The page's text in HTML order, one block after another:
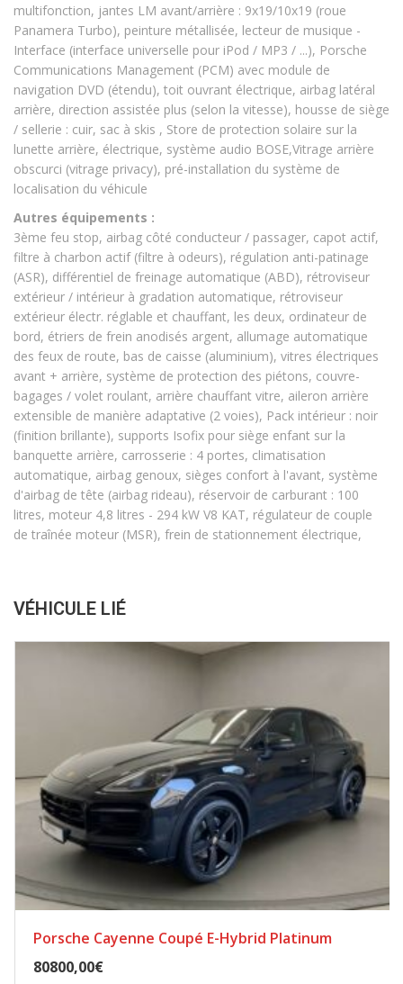
multifonction, jantes LM avant/arrière : 9x19/10x19 (roue
Panamera Turbo), peinture métallisée, lecteur de musique -
Interface (interface universelle pour iPod / MP3 / ...), Porsche
Communications Management (PCM) avec module de
navigation DVD (étendu), toit ouvrant électrique, airbag latéral
arrière, direction assistée plus (selon la vitesse), housse de siège
/ sellerie : cuir, sac à skis , Store de protection solaire sur la
lunette arrière, électrique, système audio BOSE,Vitrage arrière
obscurci (vitrage privacy), pré-installation du système de
localisation du véhicule
Autres équipements :
3ème feu stop, airbag côté conducteur / passager, capot actif,
filtre à charbon actif (filtre à odeurs), régulation anti-patinage
(ASR), différentiel de freinage automatique (ABD), rétroviseur
extérieur / intérieur à gradation automatique, rétroviseur
extérieur électr. réglable et chauffant, les deux, ordinateur de
bord, étriers de frein anodisés argent, allumage automatique
des feux de route, bas de caisse (aluminium), vitres électriques
avant + arrière, système de protection des piétons, couvre-
bagages / volet roulant, arrière chauffant vitre, aileron arrière
extensible de manière adaptative (2 voies), Pack intérieur : noir
(finition brillante), supports Isofix pour siège enfant sur la
banquette arrière, carrosserie : 4 portes, climatisation
automatique, airbag genoux, sièges confort à l'avant, système
d'airbag de tête (airbag rideau), réservoir de carburant : 100
litres, moteur 4,8 litres - 294 kW V8 KAT, régulateur de couple
de traînée moteur (MSR), frein de stationnement électrique,
VÉHICULE LIÉ
Porsche Cayenne Coupé E-Hybrid Platinum
80800,00€